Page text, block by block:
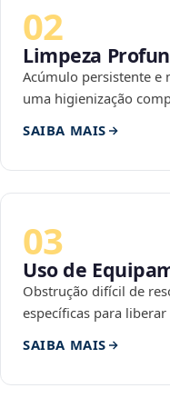
02
Limpeza
Acúmulo persistente e
uma higienização
SAIBA MAIS
03
Uso de
Obstrução difícil de
específicas para liberar
SAIBA MAIS